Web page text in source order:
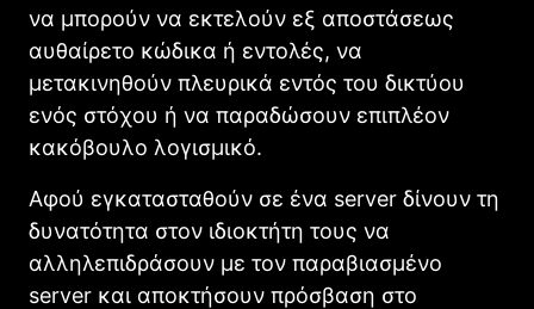
να μπορούν να εκτελούν εξ αποστάσεως
αυθαίρετο κώδικα ή εντολές, να
μετακινηθούν πλευρικά εντός του δικτύου
ενός στόχου ή να παραδώσουν επιπλέον
κακόβουλο λογισμικό.
Αφού εγκατασταθούν σε ένα server δίνουν τη
δυνατότητα στον ιδιοκτήτη τους να
αλληλεπιδράσουν με τον παραβιασμένο
server και αποκτήσουν πρόσβαση στο